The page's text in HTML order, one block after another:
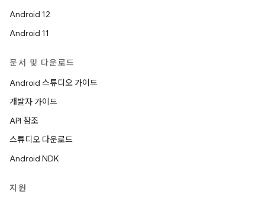
Android 12
Android 11
문서 및 다운로드
Android 스튜디오 가이드
개발자 가이드
API 참조
스튜디오 다운로드
Android NDK
지원